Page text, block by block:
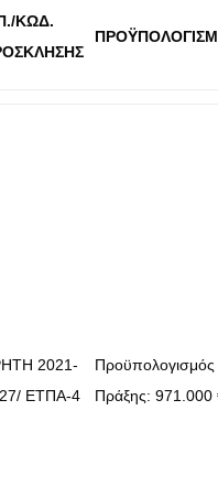
ΚΩΔ.
2021-
ΕΤΠΑ-4
Προϋπολογισμός
Πράξης: 971.000